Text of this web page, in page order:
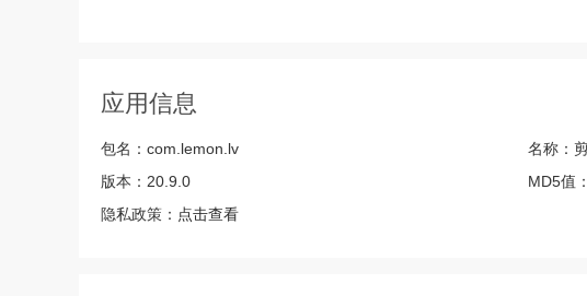
应用信息
包名： com.lemon.lv 名称：
版本： 20.9.0 MD5值：
隐私政策： 点击查看